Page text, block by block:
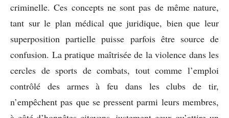
criminelle. Ces concepts ne sont pas de même nature,
tant sur le plan médical que juridique, bien que leur
superposition partielle puisse parfois être source de
confusion. La pratique maîtrisée de la violence dans les
cercles de sports de combats, tout comme l’emploi
contrôlé des armes à feu dans les clubs de tir,
n’empêchent pas que se pressent parmi leurs membres,